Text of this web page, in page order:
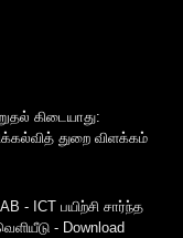
கிடையாது:
துறை விளக்கம்
- ICT பயிற்சி சார்ந்த
- Download